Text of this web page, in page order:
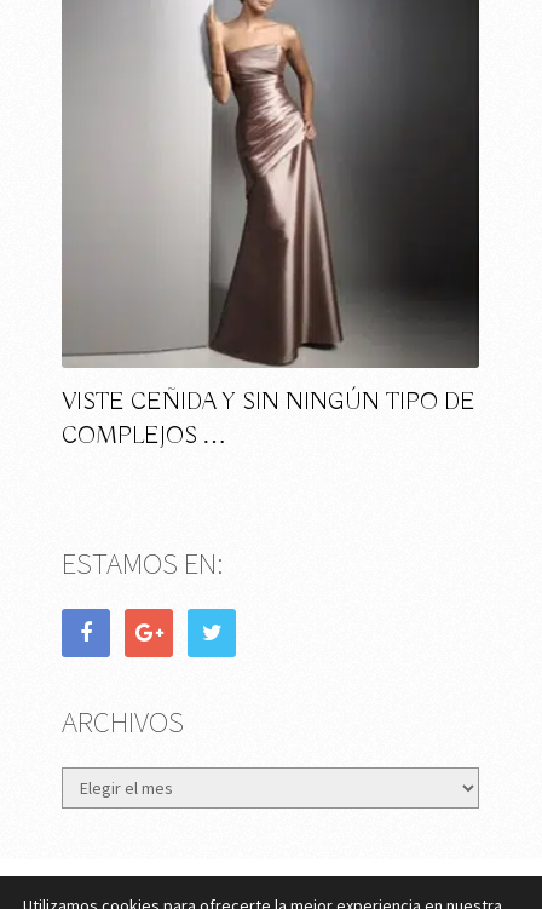
VISTE CEÑIDA Y SIN NINGÚN TIPO DE
COMPLEJOS …
ESTAMOS EN:
ARCHIVOS
Archivos